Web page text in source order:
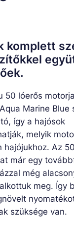
komplett
50 lóerős
Marine Blue
így a hajósok
melyik
hajójukhoz. Az
már egy
még
meg. Így
szüksége van.